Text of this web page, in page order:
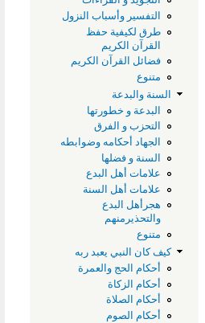
التفسير وأسباب النزول
طرق لكيفية حفظ
القرآن الكريم
فضائل القرآن الكريم
متنوع
السنة والبدعة
البدعة و خطورتها
التحزب و الفرق
الجهاد أحكامه وضوابطه
السنة و فضلها
علامات أهل البدع
علامات أهل السنة
هجرأهل البدع
والتحذيرمنهم
متنوع
كيف كان النبي يعبد ربه
أحكام الحج والعمرة
أحكام الزكاة
أحكام الصلاة
أحكام الصوم